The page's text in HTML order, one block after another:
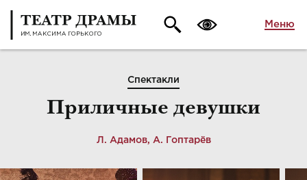
Меню
Спектакли
Приличные девушки
Л. Адамов, А. Гоптарёв